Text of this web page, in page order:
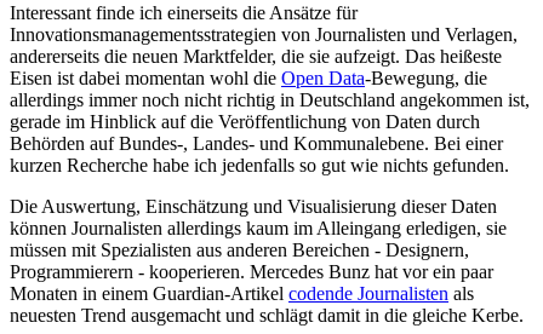
Interessant finde ich einerseits die Ansätze für
Innovationsmanagementsstrategien von Journalisten und Verlagen,
andererseits die neuen Marktfelder, die sie aufzeigt. Das heißeste
Eisen ist dabei momentan wohl die Open Data-Bewegung, die
allerdings immer noch nicht richtig in Deutschland angekommen ist,
gerade im Hinblick auf die Veröffentlichung von Daten durch
Behörden auf Bundes-, Landes- und Kommunalebene. Bei einer
kurzen Recherche habe ich jedenfalls so gut wie nichts gefunden.
Die Auswertung, Einschätzung und Visualisierung dieser Daten
können Journalisten allerdings kaum im Alleingang erledigen, sie
müssen mit Spezialisten aus anderen Bereichen - Designern,
Programmierern - kooperieren. Mercedes Bunz hat vor ein paar
Monaten in einem Guardian-Artikel codende Journalisten als
neuesten Trend ausgemacht und schlägt damit in die gleiche Kerbe.